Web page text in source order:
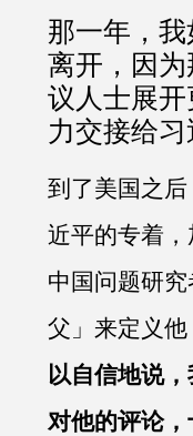
那一年，
离开，因
议人士展
力交接给习
到了美国之
近平的专着
中国问题研
父」来定义他
以自信地说
对他的评论，